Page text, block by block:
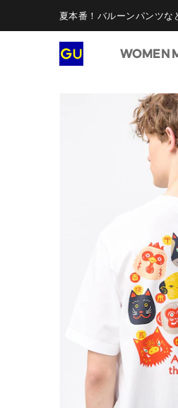
夏本番！バルーンパンツな
WOMEN